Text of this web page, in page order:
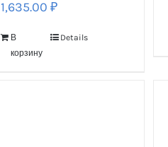
1,635.00 ₽
В
корзину
Details